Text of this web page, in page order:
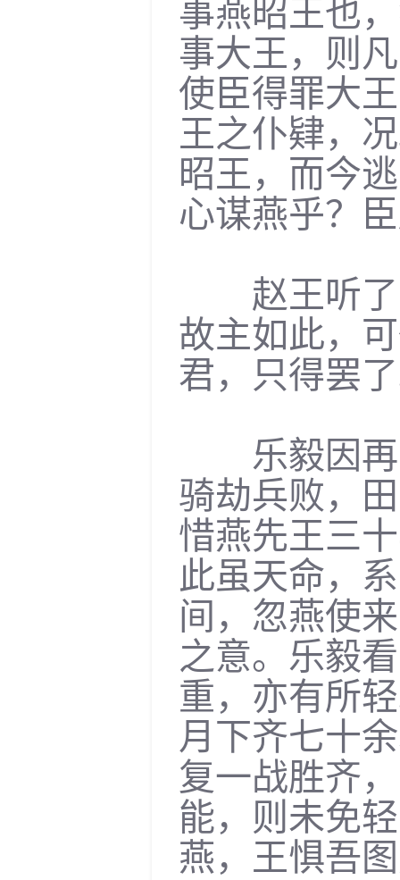
事燕昭王也
事大王，则
使臣得罪大
王之仆肄，
昭王，而今
心谋燕乎？
赵王听了
故主如此，
君，只得罢
乐毅因再
骑劫兵败，
惜燕先王三
此虽天命，
间，忽燕使
之意。乐毅
重，亦有所
月下齐七十
复一战胜齐
能，则未免
燕，王惧吾